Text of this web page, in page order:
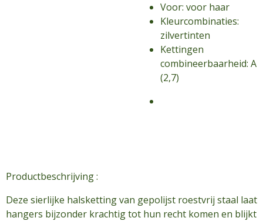
Voor: voor haar
Kleurcombinaties:
zilvertinten
Kettingen
combineerbaarheid: A
(2,7)
Productbeschrijving :
Deze sierlijke halsketting van gepolijst roestvrij staal laat
hangers bijzonder krachtig tot hun recht komen en blijkt